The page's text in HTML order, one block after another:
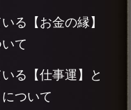
る【お金の縁】
て
る【仕事運】と
について